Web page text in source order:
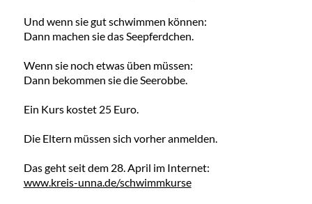
Und wenn sie gut schwimmen können:
Dann machen sie das Seepferdchen.
Wenn sie noch etwas üben müssen:
Dann bekommen sie die Seerobbe.
Ein Kurs kostet 25 Euro.
Die Eltern müssen sich vorher anmelden.
Das geht seit dem 28. April im Internet:
www.kreis-unna.de/schwimmkurse